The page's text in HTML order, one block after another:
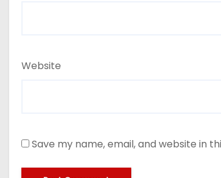
Website
Save my name, email, and website in